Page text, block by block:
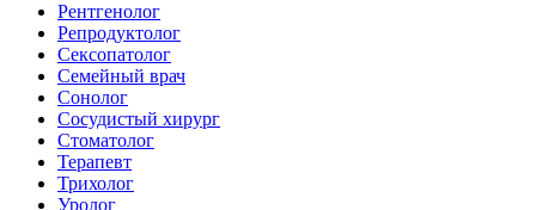
Рентгенолог
Репродуктолог
Сексопатолог
Семейный врач
Сонолог
Сосудистый хирург
Стоматолог
Терапевт
Трихолог
Уролог